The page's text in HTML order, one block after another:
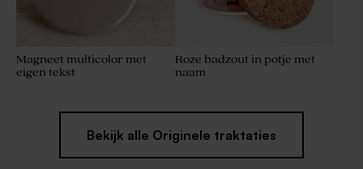
Magneet multicolor met
eigen tekst
Roze badzout in potje met
naam
Bekijk alle Originele traktaties